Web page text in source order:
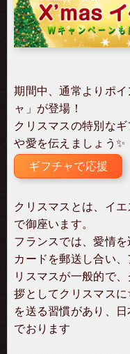
期間中、通常よりポ
ャ」が登場！
クリスマスの特別な
や愛を伝えましょう✨
ギフチャで応援
クリスマスとは、イ
で御座います。
フランスでは、愛情
カードを郵送し合い
リスマスが一般的で
拶としてクリスマス
を送る習慣があり、
でおります